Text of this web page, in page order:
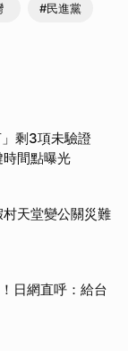
#民進黨
剩3項未驗證
間點曝光
天堂變公關災難
日網直呼：給台